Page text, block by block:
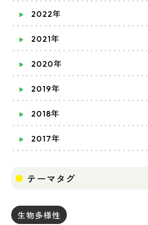
2022年
2021年
2020年
2019年
2018年
2017年
テーマタグ
生物多様性